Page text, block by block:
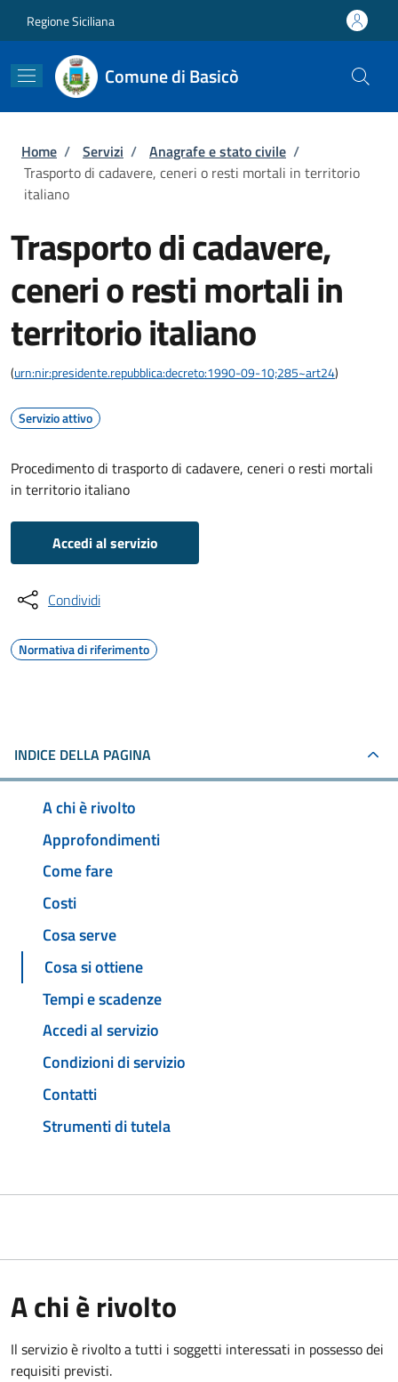
Regione Siciliana
Comune di Basicò
Briciole di pane
Home / Servizi / Anagrafe e stato civile /
Trasporto di cadavere, ceneri o resti mortali in territorio
italiano
Trasporto di cadavere,
ceneri o resti mortali in
territorio italiano
(urn:nir:presidente.repubblica:decreto:1990-09-10;285~art24)
Servizio attivo
Procedimento di trasporto di cadavere, ceneri o resti mortali
in territorio italiano
Accedi al servizio
Condividi
Normativa di riferimento
INDICE DELLA PAGINA
A chi è rivolto
Approfondimenti
Come fare
Costi
Cosa serve
Cosa si ottiene
Tempi e scadenze
Accedi al servizio
Condizioni di servizio
Contatti
Strumenti di tutela
A chi è rivolto
Il servizio è rivolto a tutti i soggetti interessati in possesso dei
requisiti previsti.